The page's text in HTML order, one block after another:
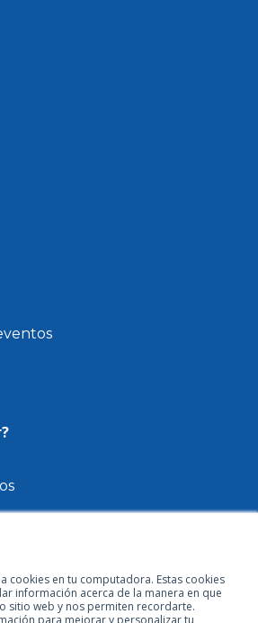
cookies en tu computadora. Estas cookies
información acerca de la manera en que
sitio web y nos permiten recordarte.
para mejorar y personalizar tu